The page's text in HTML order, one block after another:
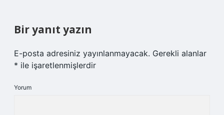
Bir yanıt yazın
E-posta adresiniz yayınlanmayacak. Gerekli alanlar
* ile işaretlenmişlerdir
Yorum